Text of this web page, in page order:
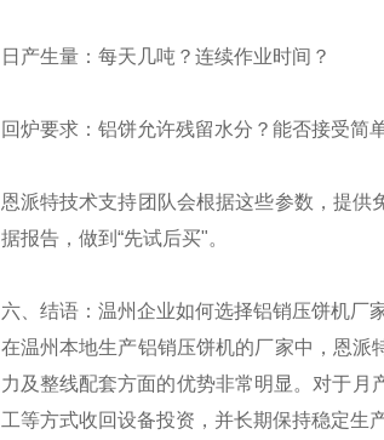
日产生量：每天几吨？连续作业时间？
回炉要求：铝饼允许残留水分？能否接受简
恩派特技术支持团队会根据这些参数，提
据报告，做到“先试后买"。
六、结语：温州企业如何选择铝销压饼机厂
在温州本地生产铝销压饼机的厂家中，恩
力及整线配套方面的优势非常明显。对于
工等方式收回设备投资，并长期保持稳定生产